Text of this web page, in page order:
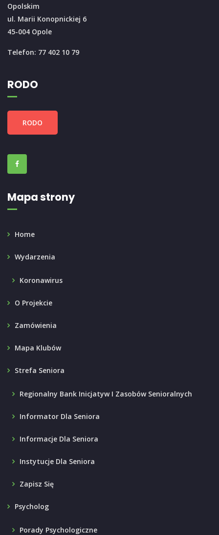
Opolskim
ul. Marii Konopnickiej 6
45-004 Opole
Telefon: 77 402 10 79
RODO
RODO
Mapa strony
Home
Wydarzenia
Koronawirus
O Projekcie
Zamówienia
Mapa Klubów
Strefa Seniora
Regionalny Bank Inicjatyw I Zasobów Senioralnych
Informator Dla Seniora
Informacje Dla Seniora
Instytucje Dla Seniora
Zapisz Się
Psycholog
Porady Psychologiczne